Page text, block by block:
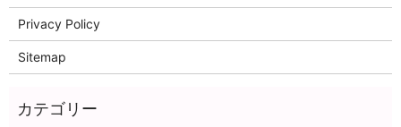
Privacy Policy
Sitemap